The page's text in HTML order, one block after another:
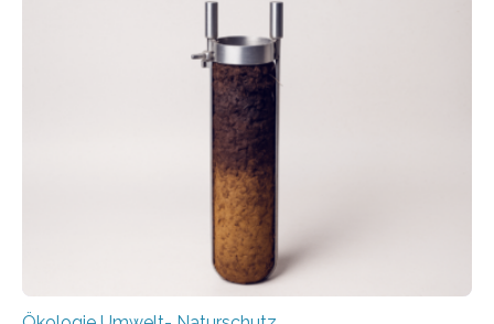
Veränderung der Wirtschaft wichtig ist, zeigt der vom
Deutschen Biomasseforschungszentrum und der
Stadtreinigung Leipzig konzipierte und am 24. Oktober
2025 offiziell eingeweihte Stadtrundgang „KreisLauf“. Er
ist ab sofort im Leipziger Stadtgebiet…